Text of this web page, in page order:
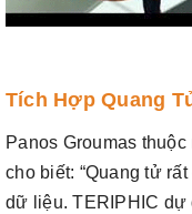
Tích Hợp Quang
Panos Groumas
cho biết: “Quang tử
dữ liệu. TERIPHIC dự